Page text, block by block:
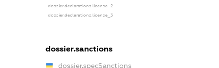
dossier.declarations.license_2
dossier.declarations.license_3
dossier.sanctions
dossier.specSanctions